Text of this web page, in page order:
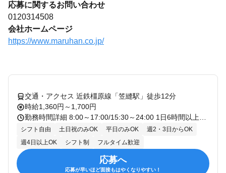
応募に関するお問い合わせ
0120314508
会社ホームページ
https://www.maruhan.co.jp/
交通・アクセス 近鉄橿原線「笠縫駅」徒歩12分
時給1,360円～1,700円
シフト自由 土日祝のみOK 平日のみOK
週2・3日からOK
週4日以上OK
シフト制 フルタイム歓迎
応募へ
応募が早いほど面接もはやくなりやすい！